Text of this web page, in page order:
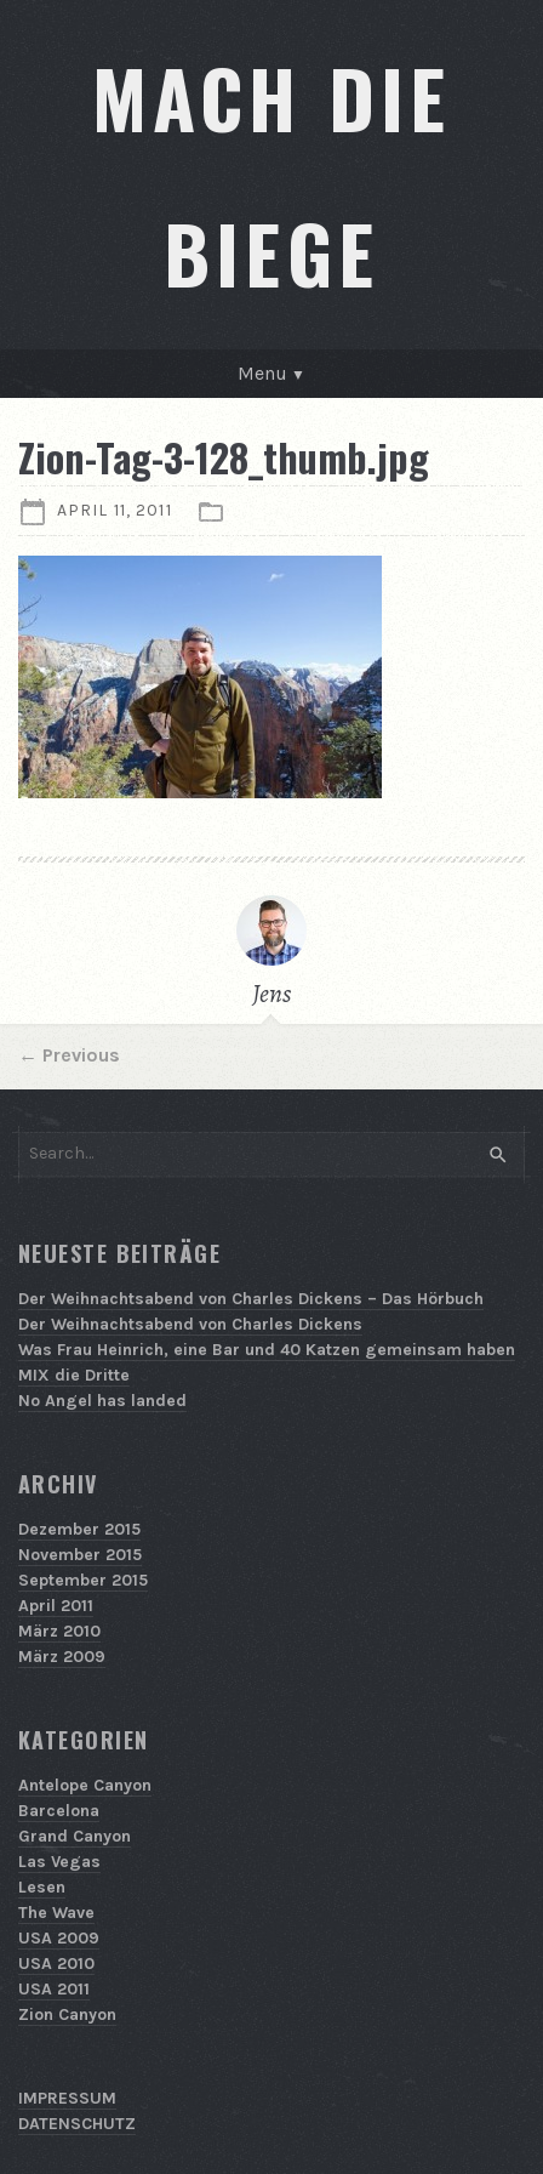
MACH DIE
BIEGE
Menu
KONTAKT
ÜBER MICH
Zion-Tag-3-128_thumb.jpg
APRIL 11, 2011
Jens
← Previous
NEUESTE BEITRÄGE
Der Weihnachtsabend von Charles Dickens – Das Hörbuch
Der Weihnachtsabend von Charles Dickens
Was Frau Heinrich, eine Bar und 40 Katzen gemeinsam haben
MIX die Dritte
No Angel has landed
ARCHIV
Dezember 2015
November 2015
September 2015
April 2011
März 2010
März 2009
KATEGORIEN
Antelope Canyon
Barcelona
Grand Canyon
Las Vegas
Lesen
The Wave
USA 2009
USA 2010
USA 2011
Zion Canyon
IMPRESSUM
DATENSCHUTZ